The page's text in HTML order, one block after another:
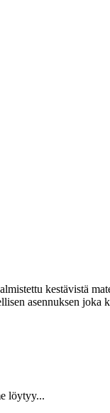
kestävistä
asennuksen joka
löytyy...